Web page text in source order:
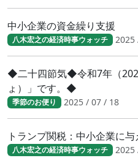
中小企業の資金繰り支援
八木宏之の経済時事ウォッチ 2025
◆二十四節気◆令和7年（
ょ）」です。◆
季節のお便り 2025 / 07 / 18
トランプ関税：中小企業に
八木宏之の経済時事ウォッチ 2025